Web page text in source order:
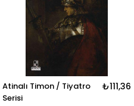
Atinalı Timon / Tiyatro
Serisi
₺111,36